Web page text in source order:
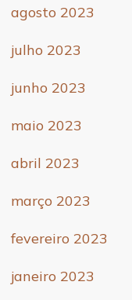
agosto 2023
julho 2023
junho 2023
maio 2023
abril 2023
março 2023
fevereiro 2023
janeiro 2023